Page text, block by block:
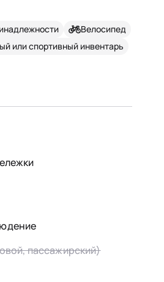
Велосипед
или спортивный инвентарь
пассажирский)